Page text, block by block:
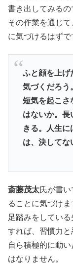
書き出してみるの
その作業を通じ
に気づけるはずで
ふと顔を上げ
気づくだろう
短気を起こさ
はないか。長
きる。人生に
は、決してな
斎藤茂太氏が書
ることに気づけま
足踏みをしてい
すれば、習慣力と
自ら積極的に動
はなりません。